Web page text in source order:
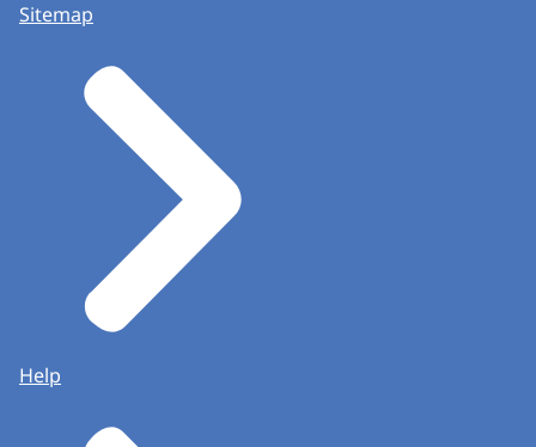
Sitemap
Help